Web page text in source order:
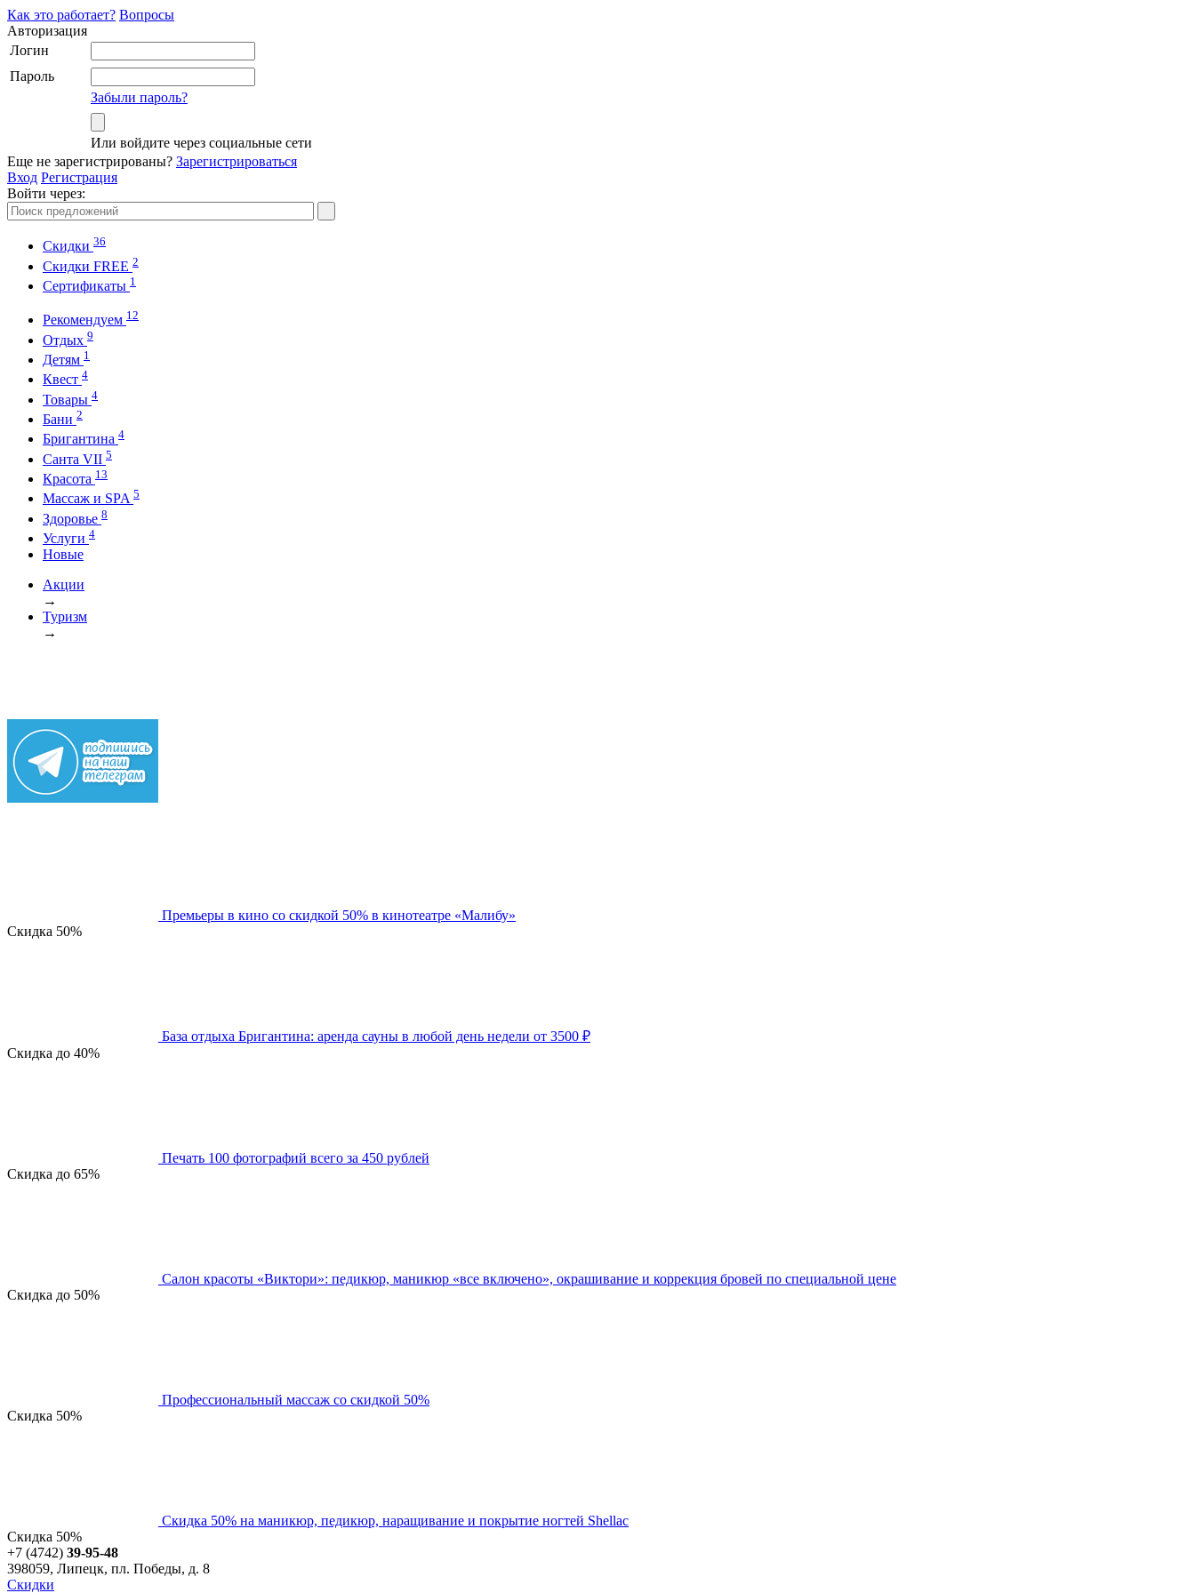
Как это работает? Вопросы
Авторизация
Логин
Пароль
Забыли пароль?
Или войдите через социальные сети
Еще не зарегистрированы? Зарегистрироваться
Вход Регистрация
Войти через:
Скидки 36
Cкидки FREE 2
Cертификаты 1
Рекомендуем 12
Отдых 9
Детям 1
Квест 4
Товары 4
Бани 2
Бригантина 4
Санта VII 5
Красота 13
Массаж и SPA 5
Здоровье 8
Услуги 4
Новые
Акции
→
Туризм
→
Премьеры в кино со скидкой 50% в кинотеатре «Малибу»
Скидка 50%
База отдыха Бригантина: аренда сауны в любой день недели от 3500 ₽
Скидка до 40%
Печать 100 фотографий всего за 450 рублей
Скидка до 65%
Салон красоты «Виктори»: педикюр, маникюр «все включено», окрашивание и коррекция бровей по специальной цене
Скидка до 50%
Профессиональный массаж со скидкой 50%
Скидка 50%
Скидка 50% на маникюр, педикюр, наращивание и покрытие ногтей Shellac
Скидка 50%
+7 (4742) 39-95-48
398059, Липецк, пл. Победы, д. 8
Скидки